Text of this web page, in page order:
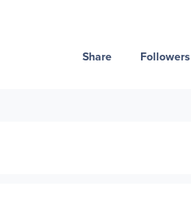
Share Followers